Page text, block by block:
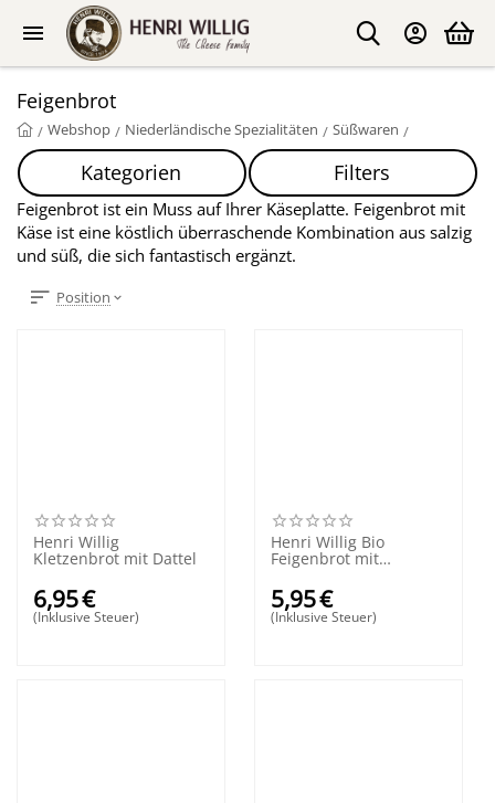
Feigenbrot
/ Webshop / Niederländische Spezialitäten / Süßwaren /
Kategorien Filters
Feigenbrot ist ein Muss auf Ihrer Käseplatte. Feigenbrot mit
Käse ist eine köstlich überraschende Kombination aus salzig
und süß, die sich fantastisch ergänzt.
Position
Henri Willig
Kletzenbrot mit Dattel
6,95€
(Inklusive Steuer)
Henri Willig Bio
Feigenbrot mit
Mandeln
5,95€
(Inklusive Steuer)